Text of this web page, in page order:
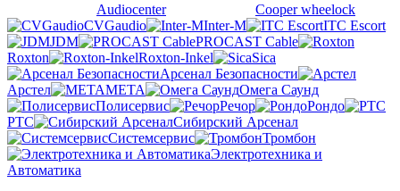
Audiocenter
Cooper wheelock
CVGaudio
Inter-M
ITC Escort
JDM
PROCAST Cable
Roxton
Roxton-Inkel
Sica
Арсенал Безопасности
Арстел
МЕТА
Омега Саунд
Полисервис
Речор
Рондо
РТС
Сибирский Арсенал
Системсервис
Тромбон
Электротехника и
Автоматика